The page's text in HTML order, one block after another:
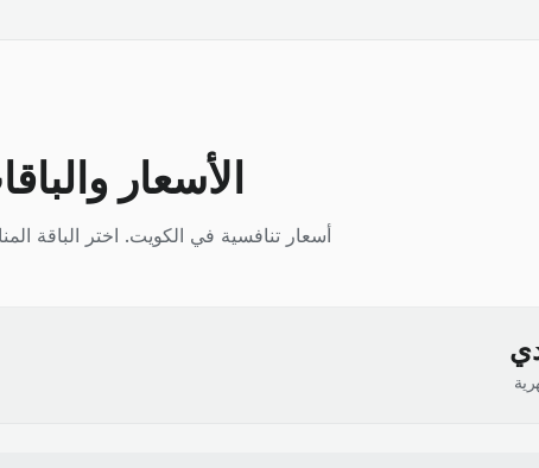
الأسعار
أسعار تنافسية في الكويت. اختر الباقة